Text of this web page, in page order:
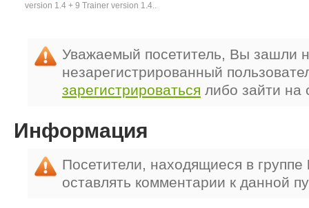
version 1.4 + 9 Trainer version 1.4..
Уважаемый посетитель, Вы зашли
незарегистрированный
зарегистрироваться либо зайти на
Информация
Посетители, находящиеся в группе
оставлять комментарии к данной